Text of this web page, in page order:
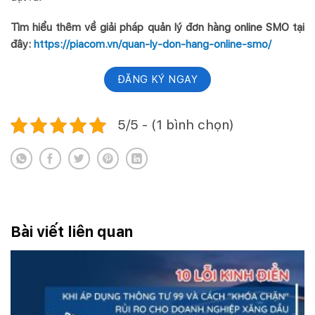
Tìm hiểu thêm về giải pháp quản lý đơn hàng online SMO tại
đây: https://piacom.vn/quan-ly-don-hang-online-smo/
ĐĂNG KÝ NGAY
5/5 - (1 bình chọn)
Bài viết liên quan